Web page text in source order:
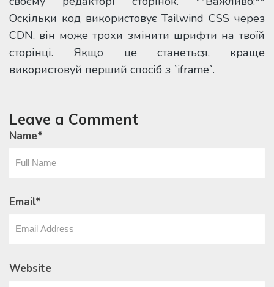
Оскільки код використовує Tailwind CSS через
CDN, він може трохи змінити шрифти на твоїй
сторінці. Якщо це станеться, краще
використовуй перший спосіб з `iframe`.
Leave a Comment
Name*
Email*
Website